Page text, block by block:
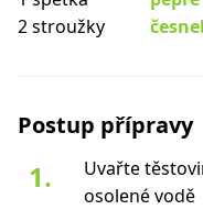
2 stroužky
Postup přípravy
Uvařte
osolené vodě